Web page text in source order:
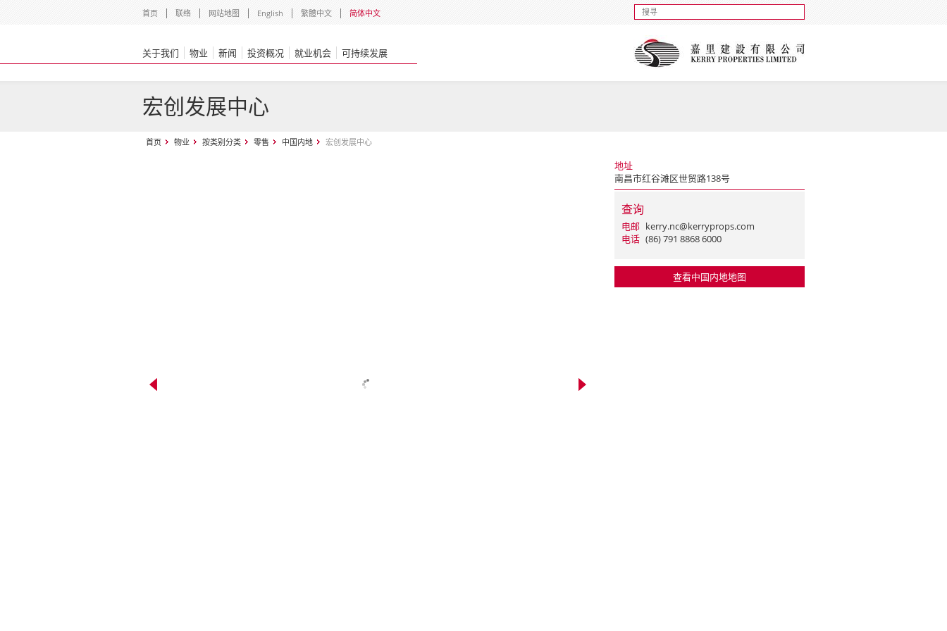
首页 联络 网站地图 English 繁體中文 简体中文
关于我们 物业 新闻 投资概况 就业机会 可持续发展
宏创发展中心
首页 物业 按类别分类 零售 中国内地 宏创发展中心
地址
南昌市红谷滩区世贸路138号
查询
电邮 kerry.nc@kerryprops.com
电话 (86) 791 8868 6000
查看中国内地地图